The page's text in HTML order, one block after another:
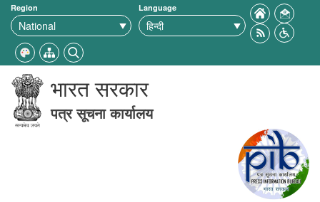
Region Language
भारत सरकार
पत्र सूचना कार्यालय